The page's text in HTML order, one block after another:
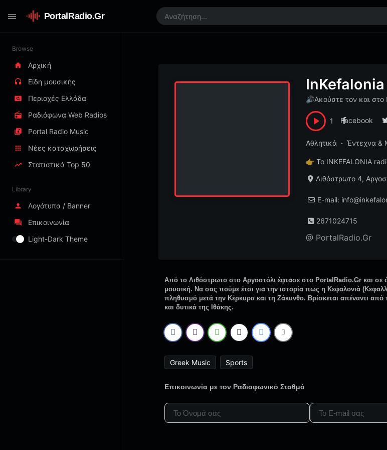
PortalRadio.Gr
Browse
Αρχική
Είδη μουσικής
Περιοχές Ελλάδα
Ραδιόφωνα Web Radios
Portal Radio Music
Νέες καταχωρήσεις
Στατιστικά Top 50
Library
Λογότυπα / Banner
Επικοινωνία
Light-Dark Theme
🔊Ακούστε τον και στο
1 Facebook X
Αθλητικά Έντεχνα &
👉 Το INKEFALONIA
Λιθόστρωτο 4,
E-mail:
2671024715
@ PortalRadio.Gr
Από το Λιθόστρωτο στο Αργοστόλι έφτασε στο PortalRadio.Gr και σε
μουσική. Να σας πούμε έτσι για την ιστορία πως η Κεφαλονιά
πληθυσμό μετά την Κέρκυρα και τη Ζάκυνθο. Βρίσκεται απέναντι
και δυτικά της Ιθάκης.
Greek Music Sports
Επικοινωνία με τον Ραδιοφωνικό Σταθμό